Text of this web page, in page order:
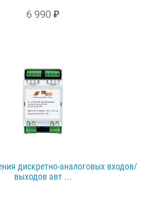
6 990 ₽
дискретно-аналоговых входов/
выходов авт ...